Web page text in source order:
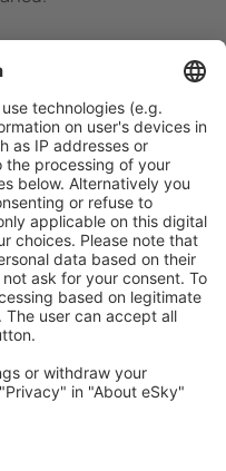
tale.
gratuită de anulare.
pentru utilizatorii